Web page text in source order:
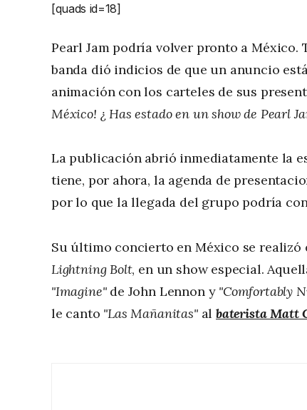
[quads id=18]
Pearl Jam podría volver pronto a
banda dió indicios de que un anuncio
animación con los carteles de sus
México! ¿ Has estado en un show de Pearl
La publicación abrió inmediatamente la
tiene, por ahora, la agenda de
por lo que la llegada del grupo podría
Su último concierto en México se
Lightning Bolt, en un show especial.
"Imagine"de John Lennon y "Comfortably
le canto "Las Mañanitas"al baterista Matt